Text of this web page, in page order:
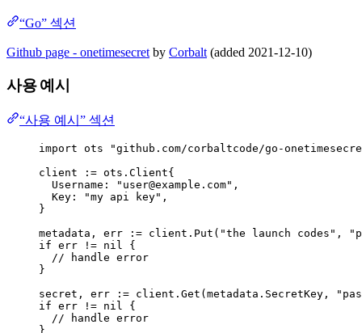
“Go” 섹션
Github page - onetimesecret by Corbalt (added 2021-12-10)
사용 예시
“사용 예시” 섹션
import ots "github.com/corbaltcode/go-
client
:= ots.Client{
Username : " user@example.com" ,
Key : "my api key" ,
}
metadata , err := client . Put ( "the launch codes " , "
if err != nil
{
// handle error
}
secret , err := client . Get (metadata . SecretKey , "
if err != nil
{
// handle error
}